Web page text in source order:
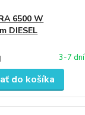
6500 W
DIESEL
3-7 dní
do košíka